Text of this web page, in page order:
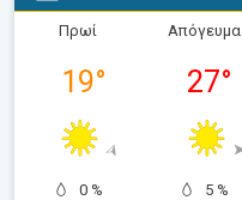
Πρωί
19°
0 %
Απόγευμα
27°
5 %